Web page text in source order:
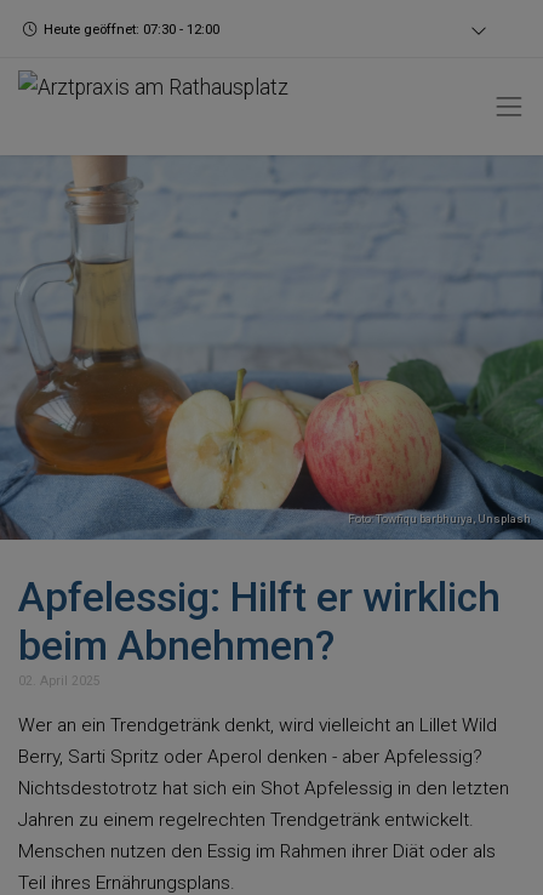
Heute geöffnet: 07:30 - 12:00
Foto:Towfiqu barbhuiya Unsplash
Apfelessig: Hilft er wirklich
beim Abnehmen?
02. April 2025
Wer an ein Trendgetränk denkt, wird vielleicht an Lillet Wild
Berry, Sarti Spritz oder Aperol denken - aber Apfelessig?
Nichtsdestotrotz hat sich ein Shot Apfelessig in den letzten
Jahren zu einem regelrechten Trendgetränk entwickelt.
Menschen nutzen den Essig im Rahmen ihrer Diät oder als
Teil ihres Ernährungsplans.